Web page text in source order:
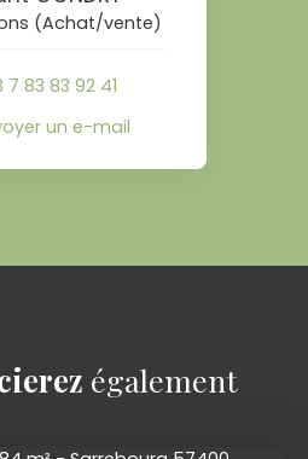
(Achat/vente)
7 83 83 92 41
un e-mail
également